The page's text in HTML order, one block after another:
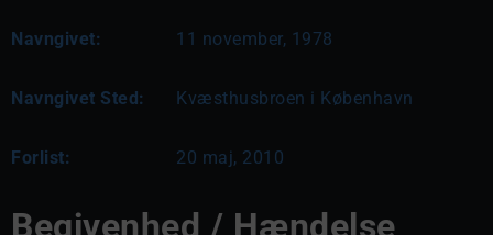
Navngivet: 11 november, 1978
Navngivet Sted: Kvæsthusbroen i København
Forlist: 20 maj, 2010
Begivenhed / Hændelse